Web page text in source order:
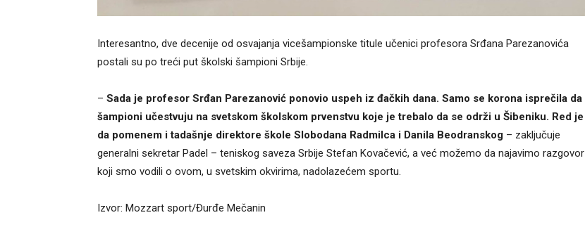
Interesantno, dve decenije od osvajanja vicešampionske titule učenici profesora Srđana Parezanovića
postali su po treći put školski šampioni Srbije.
– Sada je profesor Srđan Parezanović ponovio uspeh iz đačkih dana. Samo se korona isprečila da
šampioni učestvuju na svetskom školskom prvenstvu koje je trebalo da se održi u Šibeniku. Red je
da pomenem i tadašnje direktore škole Slobodana Radmilca i Danila Beodranskog – zaključuje
generalni sekretar Padel – teniskog saveza Srbije Stefan Kovačević, a već možemo da najavimo razgovor
koji smo vodili o ovom, u svetskim okvirima, nadolazećem sportu.
Izvor: Mozzart sport/Đurđe Mečanin